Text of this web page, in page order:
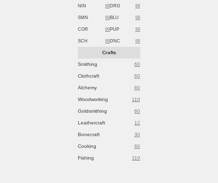
NIN 99DRG 99
SMN 99BLU 99
COR 99PUP 99
SCH 99DNC 99
Crafts
Smithing 60
Clothcraft 60
Alchemy 60
Woodworking 110
Goldsmithing 60
Leathercraft 12
Bonecraft 30
Cooking 60
Fishing 110